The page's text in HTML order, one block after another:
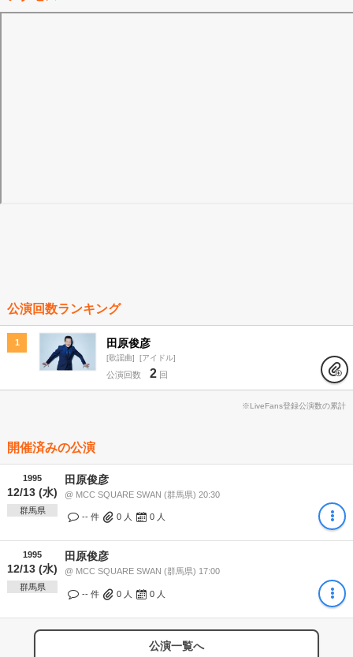
公演回数ランキング
1 田原俊彦
歌謡曲 アイドル
公演回数 2 回
※LiveFans登録公演数の累計
開催済みの公演
1995
12/13 (水)
群馬県
田原俊彦
@ MCC SQUARE SWAN (群馬県) 20:30
-- 件 0 人 0 人
1995
12/13 (水)
群馬県
田原俊彦
@ MCC SQUARE SWAN (群馬県) 17:00
-- 件 0 人 0 人
公演一覧へ